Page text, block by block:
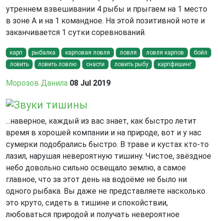
утреннем взвешивании 4 рыбы и прыгаем на 1 место
в зоне А и на 1 командное. На этой позитивной ноте и
заканчивается 1 сутки соревнований.
карп рыбалка карповая ловля ловля ловля карпов
бойл
ловить
ловить ловлю снасти ловить рыбу карпфишинг
Морозов Данила 08 Jul 2019
Звуки тишины
...наверное, каждый из вас знает, как быстро летит
время в хорошей компании и на природе, вот и у нас
сумерки подобрались быстро. В траве и кустах кто-то
лазил, нарушая невероятную тишину. Чистое, звёздное
небо довольно сильно освещало землю, а самое
главное, что за этот день на водоёме не было ни
одного рыбака. Вы даже не представляете насколько
это круто, сидеть в тишине и спокойствии,
любоваться природой и получать невероятное